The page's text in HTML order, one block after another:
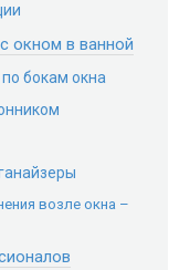
окном в ванной
бокам окна
возле окна –